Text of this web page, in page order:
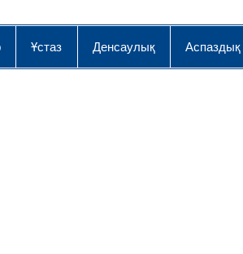
Ұстаз Денсаулық Аспаздық